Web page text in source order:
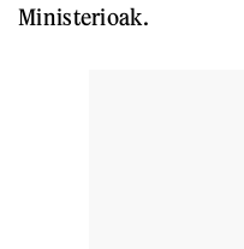
Ministerioak.